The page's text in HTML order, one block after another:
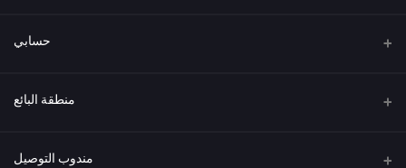
العنوان حسابي
تسجيل الدخول
قائمة الرغبات
منطقة البائع
كن بائعًا مندوب التوصيل